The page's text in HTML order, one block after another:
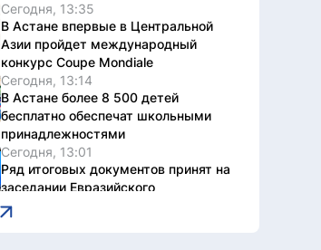
Сегодня, 13:35
В Астане впервые в Центральной
Азии пройдет международный
конкурс Coupe Mondiale
Сегодня, 13:14
В Астане более 8 500 детей
бесплатно обеспечат школьными
принадлежностями
Сегодня, 13:01
Ряд итоговых документов принят на
заседании Евразийского
межправительственного совета в
Чолпон-Ате